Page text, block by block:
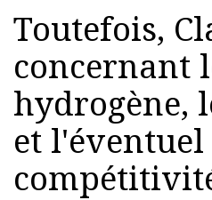
Toutefois,
concernant
hydrogène,
et l'éventuel